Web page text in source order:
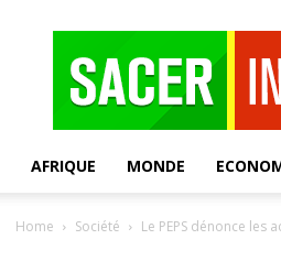
AFRIQUE MONDE
Home Société Le PEPS dénonce